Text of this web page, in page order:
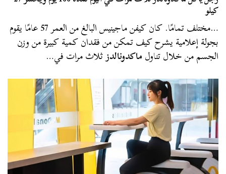
كيلو
…مختلف تمامًا. كان كيفن ماجينيس البالغ من العمر 57 عامًا يقوم
بجولة إعلامية يشرح كيف تمكن من فقدان كمية كبيرة من وزن
الجسم من خلال تناولماكدونالدزثلاث مرات في…